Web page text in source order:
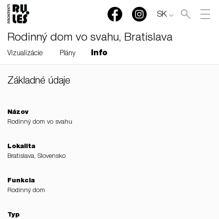
SK
Rodinný dom vo svahu, Bratislava
Vizualizácie Plány Info
Základné údaje
Názov
Rodinný dom vo svahu
Lokalita
Bratislava, Slovensko
Funkcia
Rodinný dom
Typ
RULES, s.r.o., Klincová